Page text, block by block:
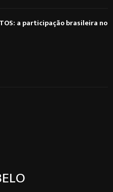
a participação brasileira no